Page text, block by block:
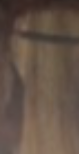
NEZAŘAZENÉ